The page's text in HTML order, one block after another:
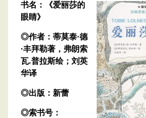
书名：《爱丽莎的
眼睛》
◎作者：蒂莫泰·德
·丰拜勒著，弗朗索
瓦.普拉斯绘；刘英
华译
◎出版：新蕾
◎索书号：